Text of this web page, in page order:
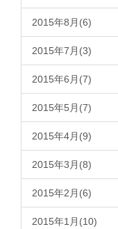
2015年8月(6)
2015年7月(3)
2015年6月(7)
2015年5月(7)
2015年4月(9)
2015年3月(8)
2015年2月(6)
2015年1月(10)